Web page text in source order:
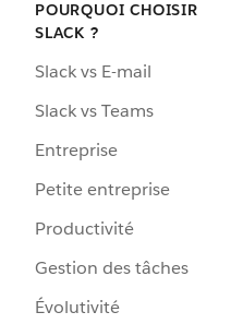
POURQUOI CHOISIR
SLACK ?
Slack vs E-mail
Slack vs Teams
Entreprise
Petite entreprise
Productivité
Gestion des tâches
Évolutivité